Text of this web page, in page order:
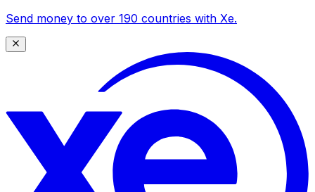
Send money to over 190 countries with Xe.